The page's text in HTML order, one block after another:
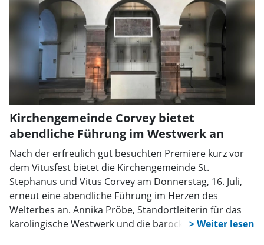
Kirchengemeinde Corvey bietet
abendliche Führung im Westwerk an
Nach der erfreulich gut besuchten Premiere kurz vor
dem Vitusfest bietet die Kirchengemeinde St.
Stephanus und Vitus Corvey am Donnerstag, 16. Juli,
erneut eine abendliche Führung im Herzen des
Welterbes an. Annika Pröbe, Standortleiterin für das
karolingische Westwerk und die barocke Abteikirche,